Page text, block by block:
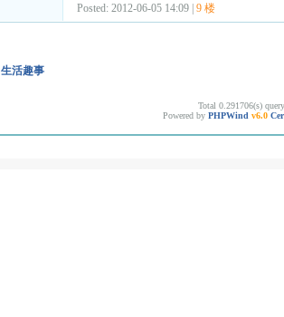
Posted: 2012-06-05 14:09 | 9 楼
生活趣事
Total 0.291706(s)
Powered by PHPWind v6.0